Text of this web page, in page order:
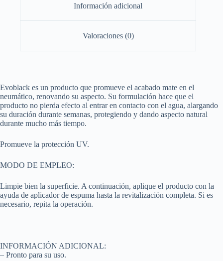
Información adicional
Valoraciones (0)
Evoblack es un producto que promueve el acabado mate en el
neumático, renovando su aspecto. Su formulación hace que el
producto no pierda efecto al entrar en contacto con el agua, alargando
su duración durante semanas, protegiendo y dando aspecto natural
durante mucho más tiempo.
Promueve la protección UV.
MODO DE EMPLEO:
Limpie bien la superficie. A continuación, aplique el producto con la
ayuda de aplicador de espuma hasta la revitalización completa. Si es
necesario, repita la operación.
INFORMACIÓN ADICIONAL:
– Pronto para su uso.